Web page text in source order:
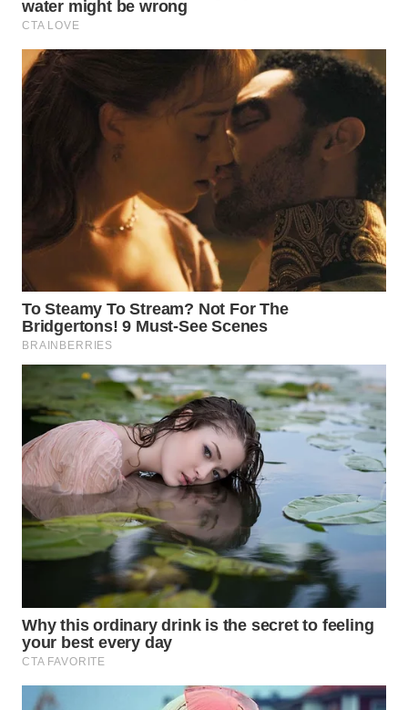
WN
LESUNG
WN
WN
LABUHANBATU
WN
TAPANULI
TENGAH
WN DELI
SERDANG
WN
TEBING
TINGGI
WN
WN
KARAWANG
WN
BEKASI